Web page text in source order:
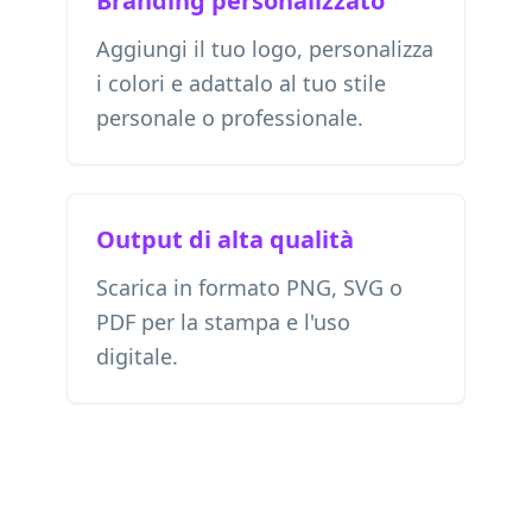
Aggiungi il tuo logo, personalizza
i colori e adattalo al tuo stile
personale o professionale.
Output di alta qualità
Scarica in formato PNG, SVG o
PDF per la stampa e l'uso
digitale.